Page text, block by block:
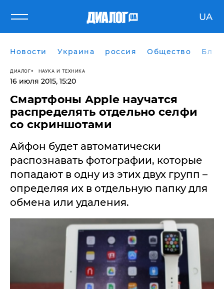
UA
Новости Украина россия Общество
ДИАЛОГ НАУКА И ТЕХНИКА
16 июля 2015, 15:20
Смартфоны Apple научатся
распределять отдельно селфи
со скриншотами
Айфон будет автоматически
распознавать фотографии, которые
попадают в одну из этих двух групп –
определяя их в отдельную папку для
обмена или удаления.